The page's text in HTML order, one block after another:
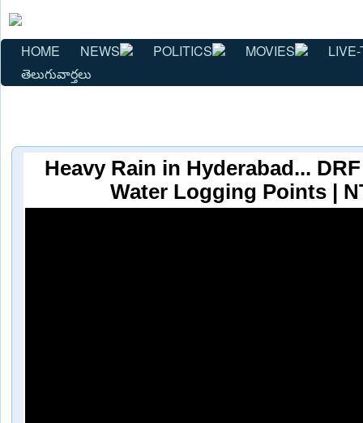
HOME NEWS POLITICS MOVIES
తెలుగువార్తలు
Heavy Rain in Hyderabad...
Water Logging Points |